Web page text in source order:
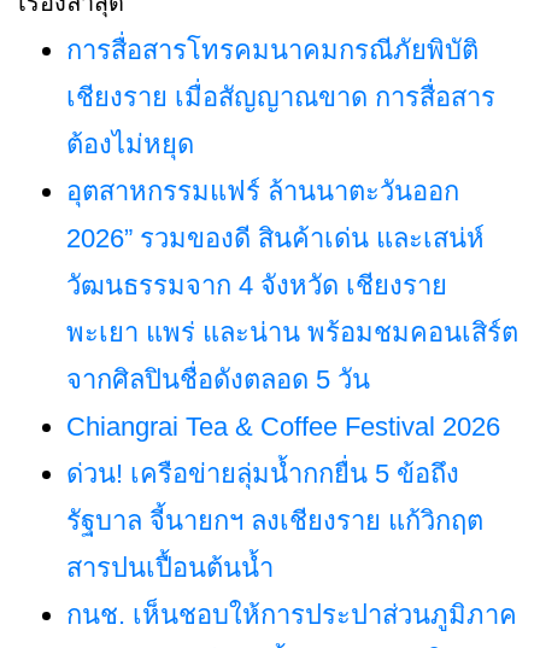
การสื่อสารโทรคมนาคมกรณีภัยพิบัติ
เชียงราย เมื่อสัญญาณขาด การสื่อสาร
ต้องไม่หยุด
อุตสาหกรรมแฟร์ ล้านนาตะวันออก
2026” รวมของดี สินค้าเด่น และเสน่ห์
วัฒนธรรมจาก 4 จังหวัด เชียงราย
พะเยา แพร่ และน่าน พร้อมชมคอนเสิร์ต
จากศิลปินชื่อดังตลอด 5 วัน
Chiangrai Tea & Coffee Festival 2026
ด่วน! เครือข่ายลุ่มน้ำกกยื่น 5 ข้อถึง
รัฐบาล จี้นายกฯ ลงเชียงราย แก้วิกฤต
สารปนเปื้อนต้นน้ำ
กนช. เห็นชอบให้การประปาส่วนภูมิภาค